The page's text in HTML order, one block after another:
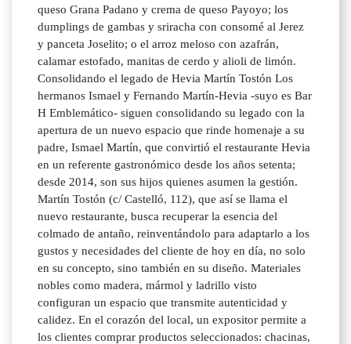
queso Grana Padano y crema de queso Payoyo; los
dumplings de gambas y sriracha con consomé al Jerez
y panceta Joselito; o el arroz meloso con azafrán,
calamar estofado, manitas de cerdo y alioli de limón.
Consolidando el legado de Hevia Martín Tostón Los
hermanos Ismael y Fernando Martín-Hevia -suyo es Bar
H Emblemático- siguen consolidando su legado con la
apertura de un nuevo espacio que rinde homenaje a su
padre, Ismael Martín, que convirtió el restaurante Hevia
en un referente gastronómico desde los años setenta;
desde 2014, son sus hijos quienes asumen la gestión.
Martín Tostón (c/ Castelló, 112), que así se llama el
nuevo restaurante, busca recuperar la esencia del
colmado de antaño, reinventándolo para adaptarlo a los
gustos y necesidades del cliente de hoy en día, no solo
en su concepto, sino también en su diseño. Materiales
nobles como madera, mármol y ladrillo visto
configuran un espacio que transmite autenticidad y
calidez. En el corazón del local, un expositor permite a
los clientes comprar productos seleccionados: chacinas,